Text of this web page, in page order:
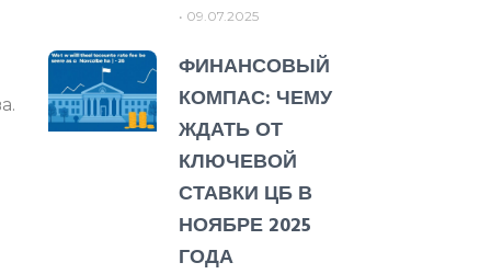
09.07.2025
ФИНАНСОВЫЙ
КОМПАС: ЧЕМУ
ЖДАТЬ ОТ
КЛЮЧЕВОЙ
СТАВКИ ЦБ В
НОЯБРЕ 2025
ГОДА